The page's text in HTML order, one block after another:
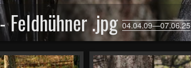
Feldhühner .jpg04.04.09—07.06.25